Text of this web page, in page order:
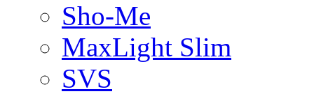
Sho-Me
MaxLight Slim
SVS